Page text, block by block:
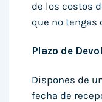
de los costos
que no tengas
Plazo de
Dispones de
fecha de